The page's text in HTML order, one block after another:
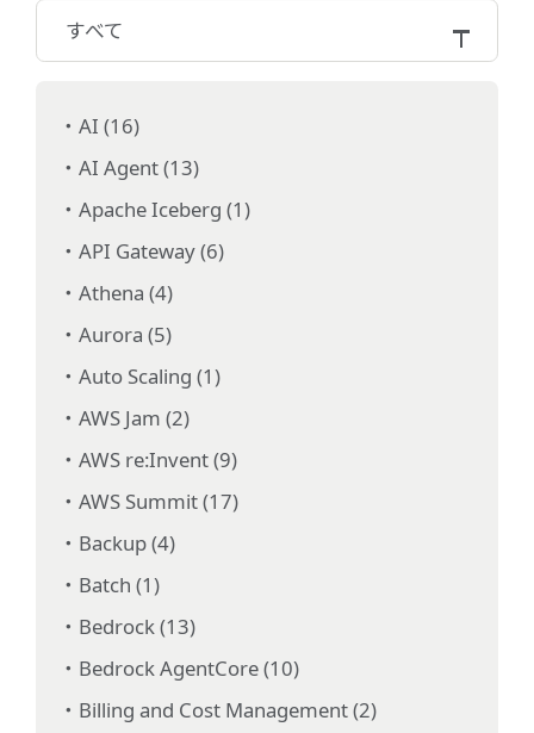
すべて
AI (16)
AI Agent (13)
Apache Iceberg (1)
API Gateway (6)
Athena (4)
Aurora (5)
Auto Scaling (1)
AWS Jam (2)
AWS re:Invent (9)
AWS Summit (17)
Backup (4)
Batch (1)
Bedrock (13)
Bedrock AgentCore (10)
Billing and Cost Management (2)